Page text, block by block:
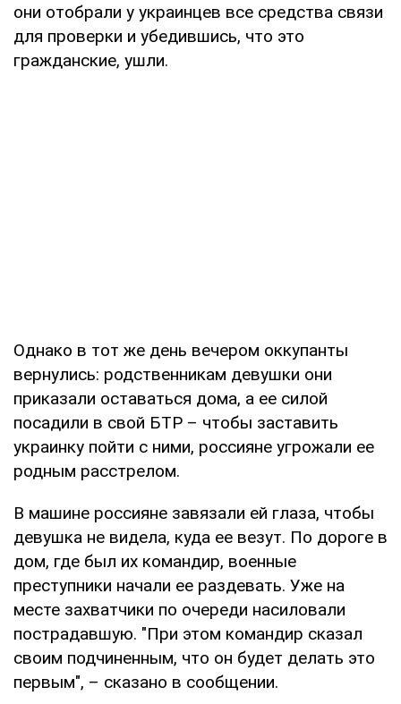
они отобрали у украинцев все средства связи
для проверки и убедившись, что это
гражданские, ушли.
Однако в тот же день вечером оккупанты
вернулись: родственникам девушки они
приказали оставаться дома, а ее силой
посадили в свой БТР – чтобы заставить
украинку пойти с ними, россияне угрожали ее
родным расстрелом.
В машине россияне завязали ей глаза, чтобы
девушка не видела, куда ее везут. По дороге в
дом, где был их командир, военные
преступники начали ее раздевать. Уже на
месте захватчики по очереди насиловали
пострадавшую. "При этом командир сказал
своим подчиненным, что он будет делать это
первым", – сказано в сообщении.